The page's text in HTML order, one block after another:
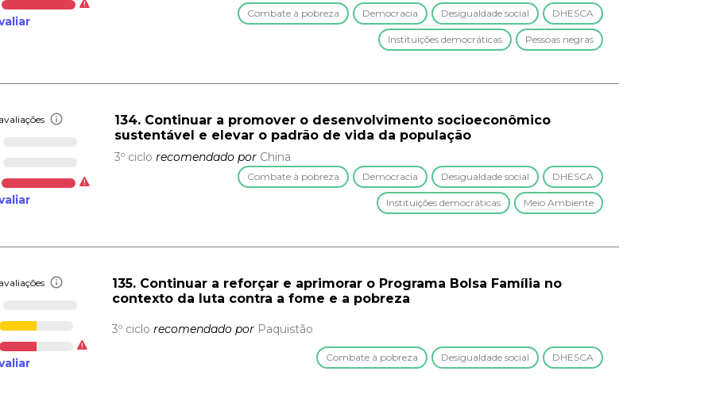
Combate à pobreza Democracia Desigualdade social DHESCA
Instituições democráticas Pessoas negras
avaliações
134. Continuar a promover o desenvolvimento socioeconômico
sustentável e elevar o padrão de vida da população
3º ciclo recomendado por China
Combate à pobreza Democracia Desigualdade social DHESCA
Instituições democráticas Meio Ambiente
avaliações
135. Continuar a reforçar e aprimorar o Programa Bolsa Família no
contexto da luta contra a fome e a pobreza
3º ciclo recomendado por Paquistão
Combate à pobreza Desigualdade social DHESCA